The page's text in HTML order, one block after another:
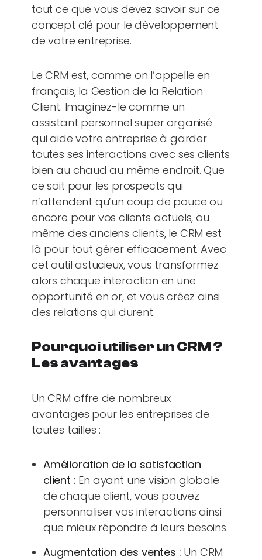
tout ce que vous devez savoir sur ce
concept clé pour le développement
de votre entreprise.
Le CRM est, comme on l’appelle en
français, la Gestion de la Relation
Client. Imaginez-le comme un
assistant personnel super organisé
qui aide votre entreprise à garder
toutes ses interactions avec ses clients
bien au chaud au même endroit. Que
ce soit pour les prospects qui
n’attendent qu’un coup de pouce ou
encore pour vos clients actuels, ou
même des anciens clients, le CRM est
là pour tout gérer efficacement. Avec
cet outil astucieux, vous transformez
alors chaque interaction en une
opportunité en or, et vous créez ainsi
des relations qui durent.
Pourquoi utiliser un CRM ?
Les avantages
Un CRM offre de nombreux
avantages pour les entreprises de
toutes tailles :
Amélioration de la satisfaction
client : En ayant une vision globale
de chaque client, vous pouvez
personnaliser vos interactions ainsi
que mieux répondre à leurs besoins.
Augmentation des ventes : Un CRM